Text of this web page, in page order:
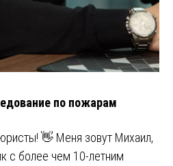
по пожарам
👋 Меня зовут Михаил,
с более чем 10-летним